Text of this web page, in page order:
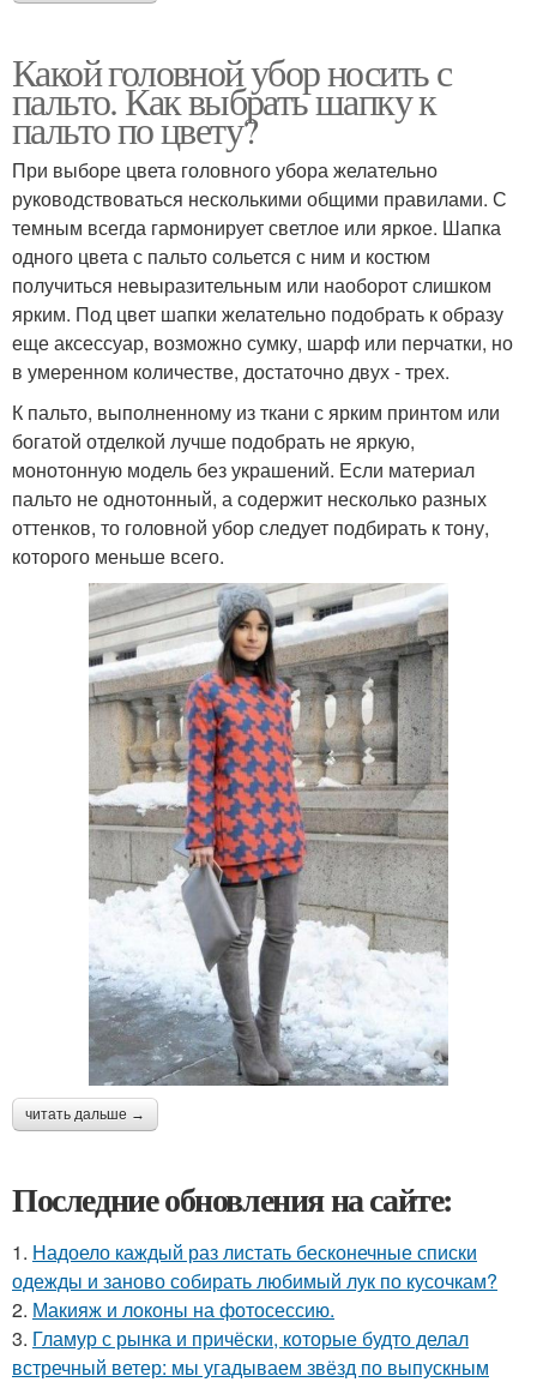
Какой головной убор носить с
пальто. Как выбрать шапку к
пальто по цвету?
При выборе цвета головного убора желательно
руководствоваться несколькими общими правилами. С
темным всегда гармонирует светлое или яркое. Шапка
одного цвета с пальто сольется с ним и костюм
получиться невыразительным или наоборот слишком
ярким. Под цвет шапки желательно подобрать к образу
еще аксессуар, возможно сумку, шарф или перчатки, но
в умеренном количестве, достаточно двух - трех.
К пальто, выполненному из ткани с ярким принтом или
богатой отделкой лучше подобрать не яркую,
монотонную модель без украшений. Если материал
пальто не однотонный, а содержит несколько разных
оттенков, то головной убор следует подбирать к тону,
которого меньше всего.
читать дальше →
Последние обновления на сайте:
1. Надоело каждый раз листать бесконечные списки
одежды и заново собирать любимый лук по кусочкам?
2. Макияж и локоны на фотосессию.
3. Гламур с рынка и причёски, которые будто делал
встречный ветер: мы угадываем звёзд по выпускным